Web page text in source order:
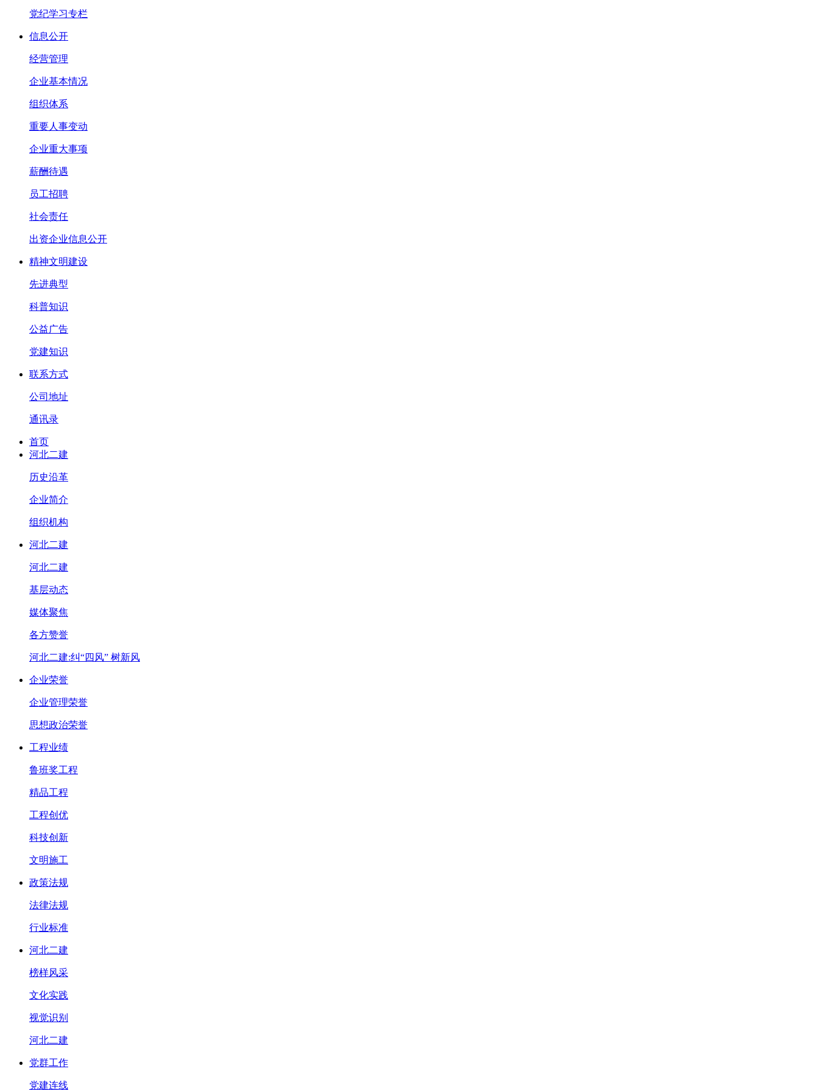
党纪学习专栏
信息公开
经营管理
企业基本情况
组织体系
重要人事变动
企业重大事项
薪酬待遇
员工招聘
社会责任
出资企业信息公开
精神文明建设
先进典型
科普知识
公益广告
党建知识
联系方式
公司地址
通讯录
首页
河北二建
历史沿革
企业简介
组织机构
河北二建
河北二建
基层动态
媒体聚焦
各方赞誉
河北二建:纠“四风” 树新风
企业荣誉
企业管理荣誉
思想政治荣誉
工程业绩
鲁班奖工程
精品工程
工程创优
科技创新
文明施工
政策法规
法律法规
行业标准
河北二建
榜样风采
文化实践
视觉识别
河北二建
党群工作
党建连线